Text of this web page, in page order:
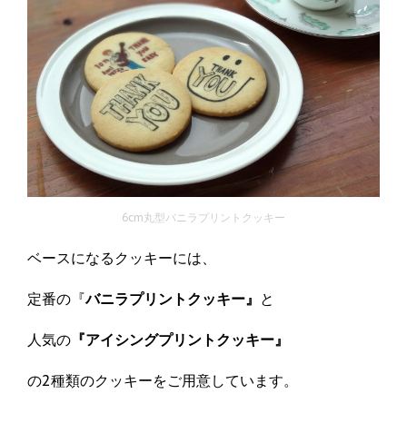
6cm丸型バニラプリントクッキー
ベースになるクッキーには、
定番の『バニラプリントクッキー』 と
人気の 『アイシングプリントクッキー』
の2種類のクッキーをご用意しています。